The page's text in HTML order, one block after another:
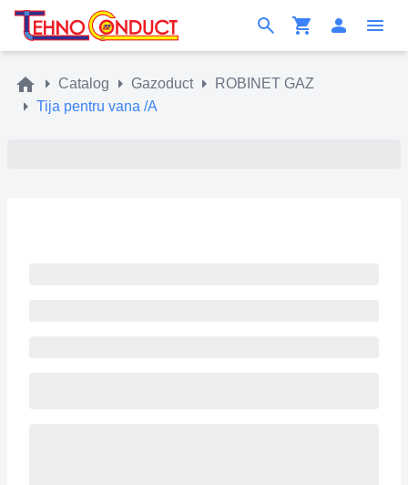
Catalog Gazoduct
ROBINET GAZ
Tija pentru vana /A